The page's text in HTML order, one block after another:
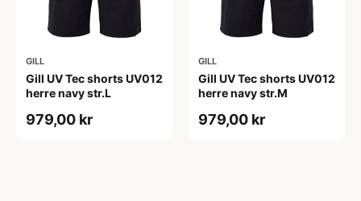
GILL
Gill UV Tec shorts UV012
herre navy str.L
979,00 kr
GILL
Gill UV Tec shorts UV012
herre navy str.M
979,00 kr